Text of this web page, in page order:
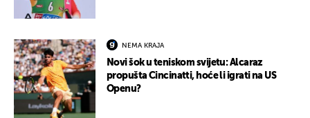
NEMA KRAJA
Novi šok u teniskom svijetu: Alcaraz
propušta Cincinatti, hoće li igrati na US
Openu?